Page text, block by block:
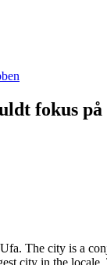
fokus på
The city is a
city in the